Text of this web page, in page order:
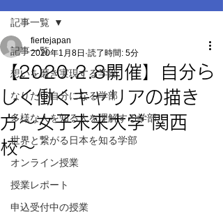
記事一覧
想いを磨き実現する学部
なりたい自分になる学部
多様な人を知る人を理解する学部
世界と繋がる日本を知る学部
オンライン授業
授業レポート
申込受付中の授業
記事一覧
【2020.2.8開催】自分ら
しく働くキャリアの描き
方〜女子未来大学 関西
校〜
fiertejapan
2020年1月8日 読了時間: 5分